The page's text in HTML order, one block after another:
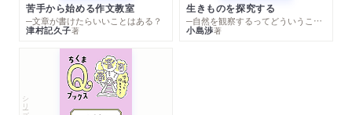
苦手から始める作文教室
─文章が書けたらいいことはある？
津村記久子著
生きものを探究する
─自然を観察するってどういうこと？
小島渉著
シリーズ・全集